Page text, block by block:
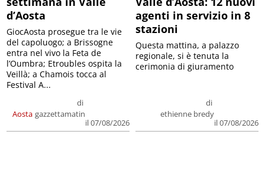
d’Aosta
Aosta
di
gazzettamatin
il 07/08/2026
GiocAosta prosegue tra le vie
del capoluogo; a Brissogne
entra nel vivo la Feta de
l’Oumbra; Etroubles ospita la
Veillà; a Chamois tocca al
Festival A...
agenti in servizio in 8
stazioni
di
ethienne bredy
il 07/08/2026
Questa mattina, a palazzo
regionale, si è tenuta la
cerimonia di giuramento